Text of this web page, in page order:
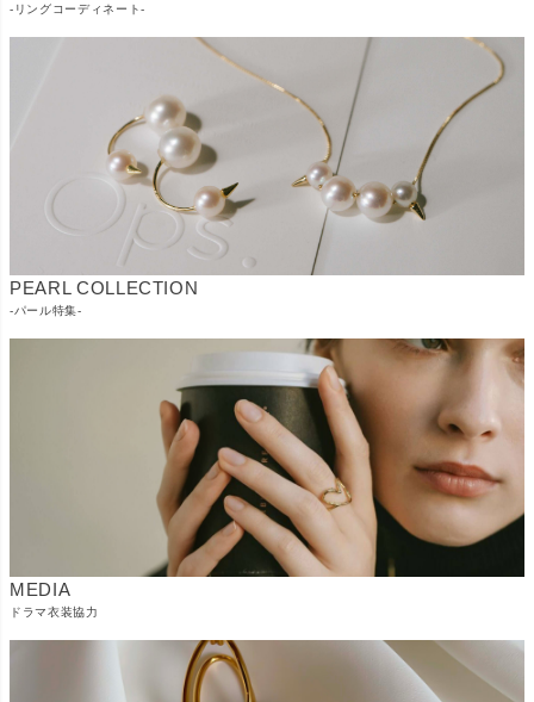
-リングコーディネート-
PEARL COLLECTION
-パール特集-
MEDIA
ドラマ衣装協力